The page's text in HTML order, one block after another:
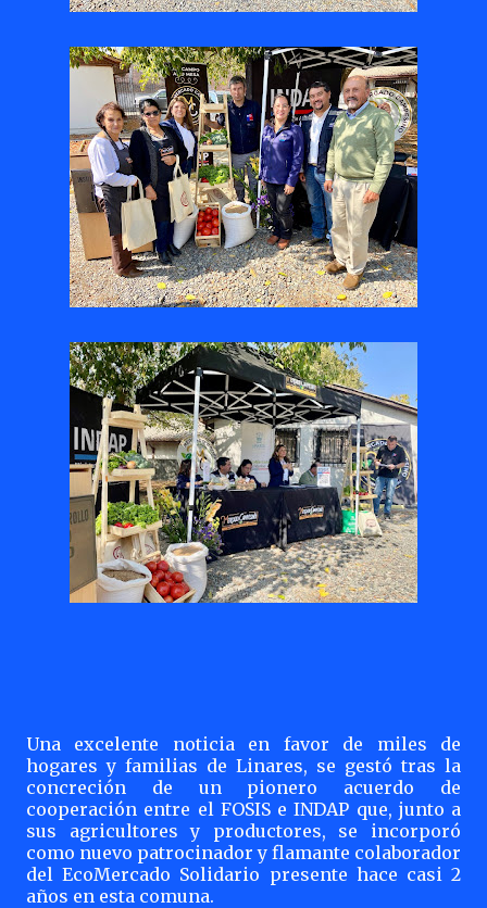
Una excelente noticia en favor de miles de
hogares y familias de Linares, se gestó tras la
concreción de un pionero acuerdo de
cooperación entre el FOSIS e INDAP que, junto a
sus agricultores y productores, se incorporó
como nuevo patrocinador y flamante colaborador
del EcoMercado Solidario presente hace casi 2
años en esta comuna.